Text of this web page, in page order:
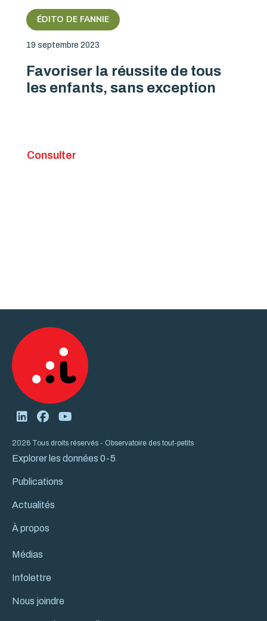
ÉDITO DE FANNIE
19 septembre 2023
Favoriser la réussite de tous
les enfants, sans exception
Consulter
2026 Tous droits réservés - Observatoire des tout-petits
Explorer les données 0-5
Publications
Actualités
À propos
Médias
Infolettre
Nous joindre